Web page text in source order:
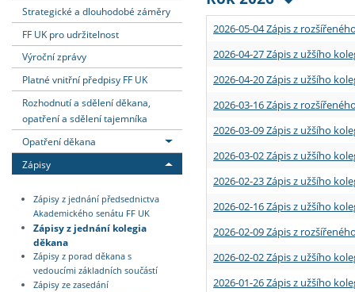
Podpora a benefity pro
Absolventi fakulty
Informace k průběhu
Rigorózní řízení
Granty a projekty
Přijíždějící studenti
Vyjíždějící zaměstnanci
Strategické a dlouhodobé záměry
FF UK pro udržitelnost
Výroční zprávy
Platné vnitřní předpisy FF UK
Rozhodnutí a sdělení děkana,
opatření a sdělení tajemníka
Opatření děkana
Zápisy
Zápisy z jednání předsednictva
Akademického senátu FF UK
Zápisy z jednání kolegia
děkana
Zápisy z porad děkana s
vedoucími základních součástí
Zápisy ze zasedání
2026-05-04 Zápis z
2026-04-27 Zápis z užšího
2026-04-20 Zápis z užšího
2026-03-16 Zápis z
2026-03-09 Zápis z užšího
2026-03-02 Zápis z užšího
2026-02-23 Zápis z užšího
2026-02-16 Zápis z užšího
2026-02-09 Zápis z
2026-02-02 Zápis z užšího
2026-01-26 Zápis z užšího